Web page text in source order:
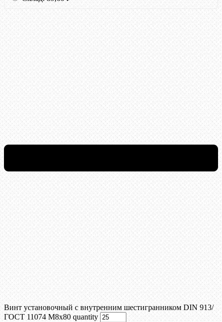
Винт установочный с внутренним шестигранником DIN 913/
ГОСТ 11074 М8x80 quantity